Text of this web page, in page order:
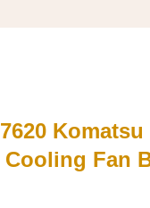
Cooling Fan